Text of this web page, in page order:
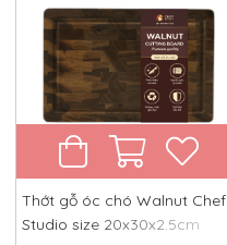
Thớt gỗ óc chó Walnut Chef
Studio size 20x30x2.5cm